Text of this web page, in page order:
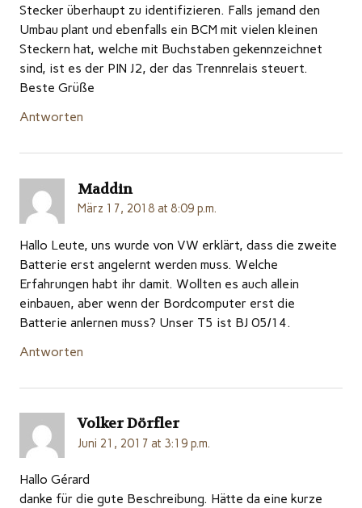
Stecker überhaupt zu identifizieren. Falls jemand den
Umbau plant und ebenfalls ein BCM mit vielen kleinen
Steckern hat, welche mit Buchstaben gekennzeichnet
sind, ist es der PIN J2, der das Trennrelais steuert.
Beste Grüße
Antworten
Maddin
März 17, 2018 at 8:09 p.m.
Hallo Leute, uns wurde von VW erklärt, dass die zweite
Batterie erst angelernt werden muss. Welche
Erfahrungen habt ihr damit. Wollten es auch allein
einbauen, aber wenn der Bordcomputer erst die
Batterie anlernen muss? Unser T5 ist BJ 05/14.
Antworten
Volker Dörfler
Juni 21, 2017 at 3:19 p.m.
Hallo Gérard
danke für die gute Beschreibung. Hätte da eine kurze